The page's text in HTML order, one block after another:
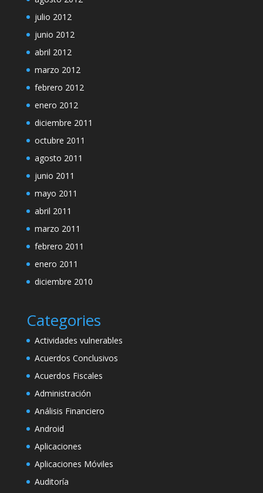
julio 2012
junio 2012
abril 2012
marzo 2012
febrero 2012
enero 2012
diciembre 2011
octubre 2011
agosto 2011
junio 2011
mayo 2011
abril 2011
marzo 2011
febrero 2011
enero 2011
diciembre 2010
Categories
Actividades vulnerables
Acuerdos Conclusivos
Acuerdos Fiscales
Administración
Análisis Financiero
Android
Aplicaciones
Aplicaciones Móviles
Auditoría